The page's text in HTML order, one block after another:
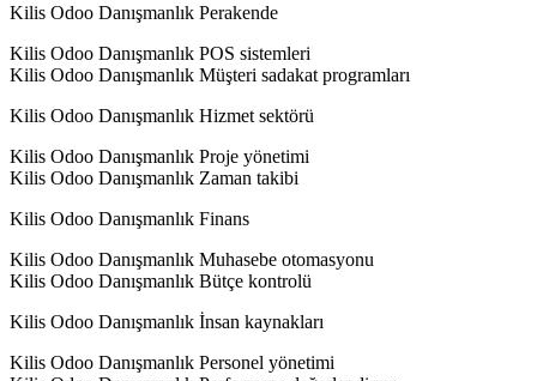
Kilis Odoo Danışmanlık Perakende
Kilis Odoo Danışmanlık POS sistemleri
Kilis Odoo Danışmanlık Müşteri sadakat programları
Kilis Odoo Danışmanlık Hizmet sektörü
Kilis Odoo Danışmanlık Proje yönetimi
Kilis Odoo Danışmanlık Zaman takibi
Kilis Odoo Danışmanlık Finans
Kilis Odoo Danışmanlık Muhasebe otomasyonu
Kilis Odoo Danışmanlık Bütçe kontrolü
Kilis Odoo Danışmanlık İnsan kaynakları
Kilis Odoo Danışmanlık Personel yönetimi